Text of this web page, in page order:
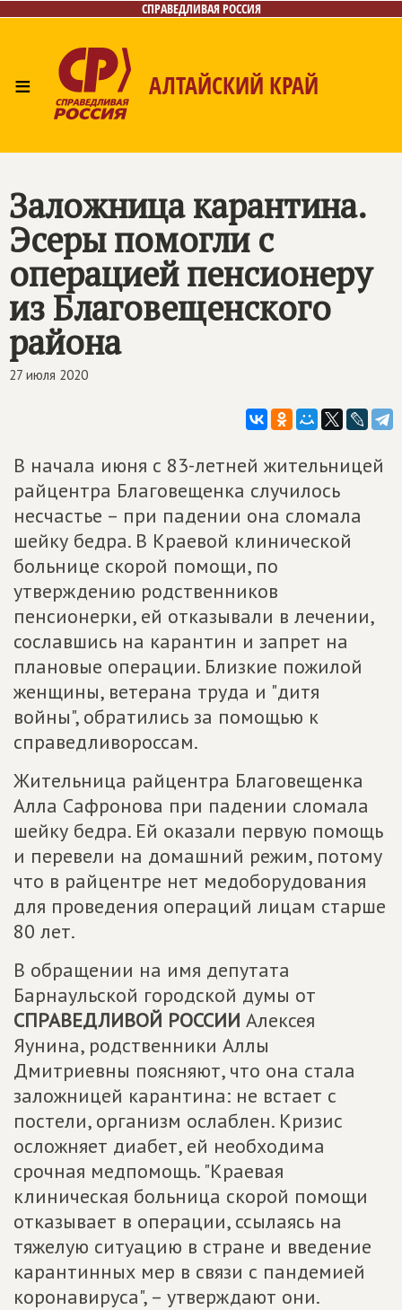
СПРАВЕДЛИВАЯ РОССИЯ
≡ АЛТАЙСКИЙ КРАЙ
Заложница карантина.
Эсеры помогли с
операцией пенсионеру
из Благовещенского
района
27 июля 2020
В начала июня с 83-летней жительницей
райцентра Благовещенка случилось
несчастье – при падении она сломала
шейку бедра. В Краевой клинической
больнице скорой помощи, по
утверждению родственников
пенсионерки, ей отказывали в лечении,
сославшись на карантин и запрет на
плановые операции. Близкие пожилой
женщины, ветерана труда и "дитя
войны", обратились за помощью к
справедливороссам.
Жительница райцентра Благовещенка
Алла Сафронова при падении сломала
шейку бедра. Ей оказали первую помощь
и перевели на домашний режим, потому
что в райцентре нет медоборудования
для проведения операций лицам старше
80 лет.
В обращении на имя депутата
Барнаульской городской думы от
СПРАВЕДЛИВОЙ РОССИИ Алексея
Яунина, родственники Аллы
Дмитриевны поясняют, что она стала
заложницей карантина: не встает с
постели, организм ослаблен. Кризис
осложняет диабет, ей необходима
срочная медпомощь. "Краевая
клиническая больница скорой помощи
отказывает в операции, ссылаясь на
тяжелую ситуацию в стране и введение
карантинных мер в связи с пандемией
коронавируса", – утверждают они.